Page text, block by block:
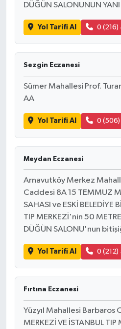
DÜĞÜN SALONUNUN YANI
Yol Tarifi Al 0 (216)
Sezgin Eczanesi
Sümer Mahallesi Prof.
AA
Yol Tarifi Al 0
Meydan Eczanesi
Arnavutköy Merkez
Caddesi 8A 15 TEMMUZ
SAHASI ve ESKİ BELEDİYE
TIP MERKEZİ'nin 50
DÜĞÜN SALONU'nun
Yol Tarifi Al 0 (212)
Fırtına Eczanesi
Yüzyıl Mahallesi Barbaros
MERKEZİ VE İSTANBUL TIP